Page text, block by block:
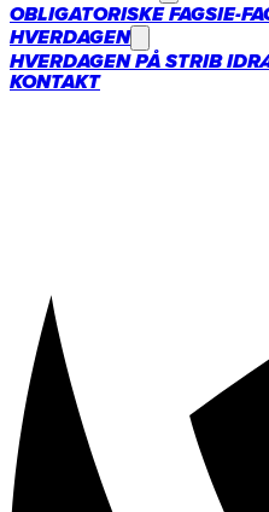
OBLIGATORISKE FAGSIE-
HVERDAGEN
HVERDAGEN PÅ STRIB
KONTAKT